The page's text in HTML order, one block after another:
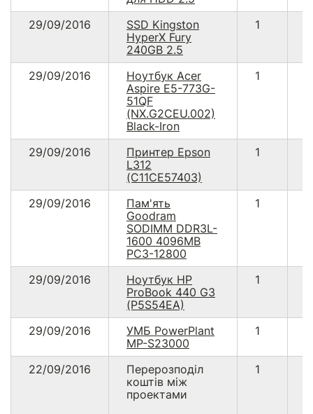
29/09/2016
SSD Kingston
HyperX Fury
240GB 2.5
1
29/09/2016
Ноутбук Acer
Aspire E5-773G-
51QF
(NX.G2CEU.002)
Black-Iron
1
29/09/2016
Принтер Epson
L312
(C11CE57403)
1
29/09/2016
Пам'ять
Goodram
SODIMM DDR3L-
1600 4096MB
PC3-12800
1
29/09/2016
Ноутбук HP
ProBook 440 G3
(P5S54EA)
1
29/09/2016
УМБ PowerPlant
MP-S23000
1
22/09/2016
Перерозподіл
коштів між
проектами
1